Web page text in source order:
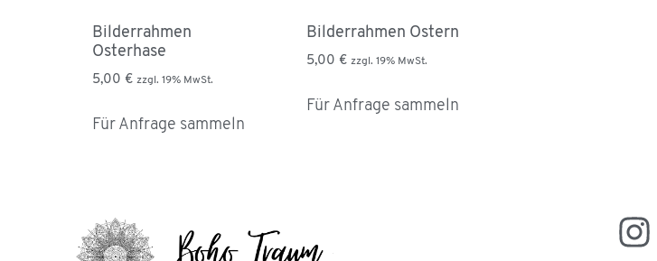
Bilderrahmen
Osterhase
5,00 € zzgl. 19% MwSt.
Für Anfrage sammeln
Bilderrahmen Ostern
5,00 € zzgl. 19% MwSt.
Für Anfrage sammeln